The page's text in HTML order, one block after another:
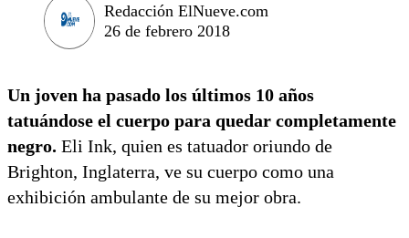
Redacción ElNueve.com
26 de febrero 2018
Un joven ha pasado los últimos 10 años
tatuándose el cuerpo para quedar completamente
negro. Eli Ink, quien es tatuador oriundo de
Brighton, Inglaterra, ve su cuerpo como una
exhibición ambulante de su mejor obra.